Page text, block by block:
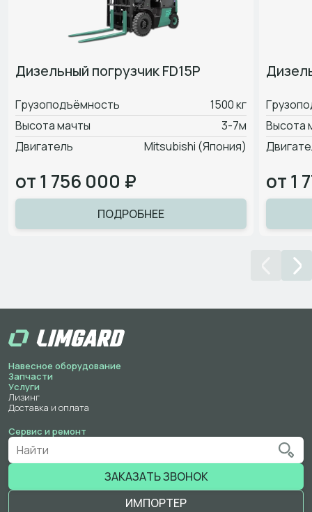
Дизельный погрузчик FD15P
Грузоподъёмность
1500 кг
Высота мачты
3-7м
Двигатель
Mitsubishi (Япония)
от 1 756 000 ₽
ПОДРОБНЕЕ
Высота
от 1
Навесное оборудование
Запчасти
Услуги
Лизинг
Доставка и оплата
Сервис и ремонт
ЗАКАЗАТЬ ЗВОНОК
ИМПОРТЕР